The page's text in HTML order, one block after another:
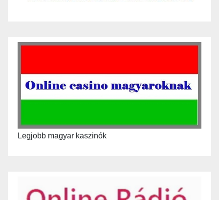
Legjobb magyar kaszinók